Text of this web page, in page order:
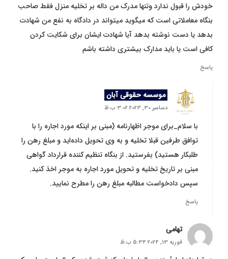
خودش را قبول ندارد وتنها مدرک من داله بر تخلیه منزل فقط صاحب
بنگاه معاملاتی است که میگوید میتواند در دادگاه به نفع من شهادت
بدهد یا دست نوشته بدهد آیا شهادت ایشان برای شکایت کردن
کافی است یا باید مدارک بیشتری داشته باشم
پاسخ
موسسه حقوقی آبان
دسامبر 30, 2023 3:02 ب.ظ
با سلام_برای موجر اظهارنامه (مبنی بر اینکه مورد اجاره را با
توافق طرفین قبلا تخلیه و به وی تحویل داده‌اید و مبلغ رهن را
طلبکار هستید) بفرستید. از بنگاه تنظیم کننده قرارداد گواهی
مبنی بر تاریخ تخلیه و تحویل مورد اجاره به موجر اخذ کنید.
سپس دادخواست مطالبه مبلغ رهن را مطرح نمایید.
پاسخ
تهامی
فوریه 13, 2024 5:34 ب.ظ